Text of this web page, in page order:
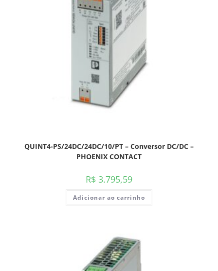
QUINT4-PS/24DC/24DC/10/PT – Conversor DC/DC –
PHOENIX CONTACT
R$ 3.795,59
Adicionar ao carrinho